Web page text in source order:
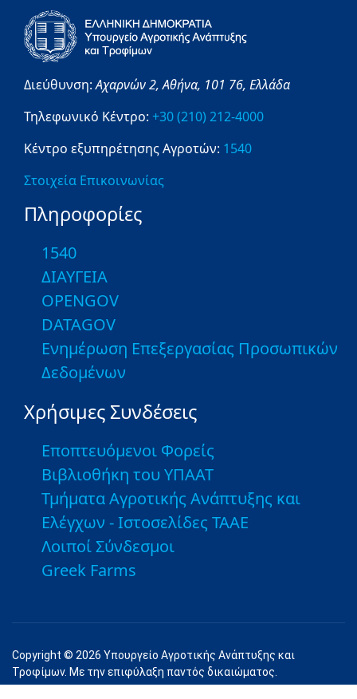
Διεύθυνση:Αχαρνών 2,Αθήνα, 101 76, Ελλάδα
Τηλεφωνικό Κέντρο: +30 (210) 212-4000
Κέντρο εξυπηρέτησης Αγροτών: 1540
Στοιχεία Επικοινωνίας
Πληροφορίες
1540
ΔΙΑΥΓΕΙΑ
OPENGOV
DATAGOV
Ενημέρωση Επεξεργασίας Προσωπικών
Δεδομένων
Χρήσιμες Συνδέσεις
Εποπτευόμενοι Φορείς
Βιβλιοθήκη του ΥΠΑΑΤ
Τμήματα Αγροτικής Ανάπτυξης και
Ελέγχων - Ιστοσελίδες ΤΑΑΕ
Λοιποί Σύνδεσμοι
Greek Farms
Copyright © 2026 Υπουργείο Αγροτικής Ανάπτυξης και
Τροφίμων. Με την επιφύλαξη παντός δικαιώματος.